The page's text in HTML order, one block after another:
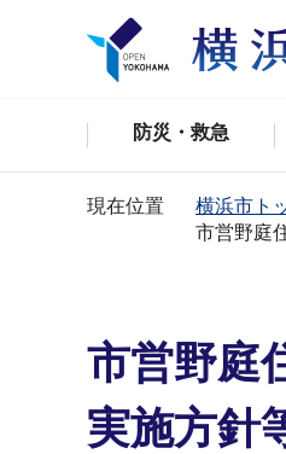
防災・救急
現在位置 横浜市ト
市営野庭
市営野庭
実施方針